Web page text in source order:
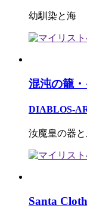
幼馴染と海
混沌の籠
DIABLOS-
汝魔皇の器
Santa